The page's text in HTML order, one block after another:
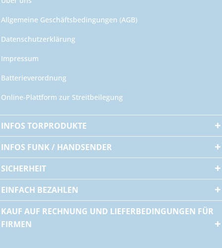
Allgemeine Geschäftsbedingungen (AGB)
Datenschutzerklärung
Impressum
Batterieverordnung
Online-Plattform zur Streitbeilegung
INFOS TORPRODUKTE
INFOS FUNK / HANDSENDER
SICHERHEIT
EINFACH BEZAHLEN
KAUF AUF RECHNUNG UND LIEFERBEDINGUNGEN FÜR
FIRMEN